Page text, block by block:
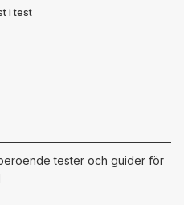
i test
tester och guider för